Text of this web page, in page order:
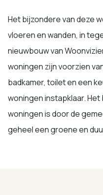
Het bijzondere van deze
vloeren en wanden, in
nieuwbouw van
woningen zijn voorzien
badkamer, toilet en een
woningen instapklaar.
woningen is door de
geheel een groene en